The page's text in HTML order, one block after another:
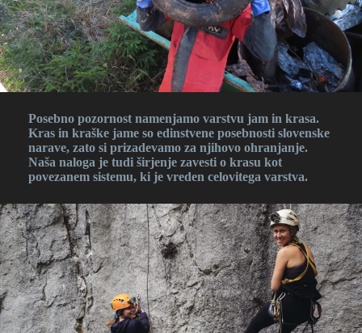
Posebno pozornost namenjamo varstvu jam in krasa.
Kras in kraške jame so edinstvene posebnosti slovenske
narave, zato si prizadevamo za njihovo ohranjanje.
Naša naloga je tudi širjenje zavesti o krasu kot
povezanem sistemu, ki je vreden celovitega varstva​.